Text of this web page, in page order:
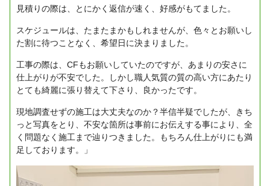
見積りの際は、とにかく返信が速く、好感がもてました。
スケジュールは、たまたまかもしれませんが、色々とお願いし
た割に待つことなく、希望日に決まりました。
工事の際は、CFもお願いしていたのですが、あまりの安さに
仕上がりが不安でした。しかし職人気質の質の高い方にあたり
とても綺麗に張り替えて下さり、良かったです。
現地調査せずの施工は大丈夫なのか？半信半疑でしたが、きち
っと写真をとり、不安な箇所は事前にお伝えする事により、全
く問題なく施工まで辿りつきました。もちろん仕上がりにも満
足しております。」